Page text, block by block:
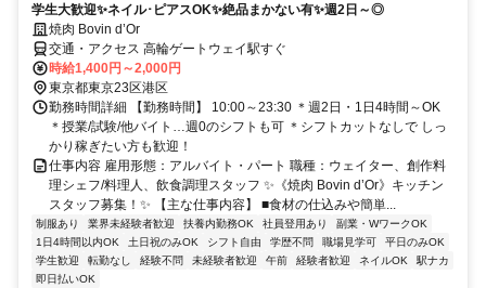
学生大歓迎✨ネイル･ピアスOK✨絶品まかない有✨週2日～◎
焼肉 Bovin d’Or
交通・アクセス 高輪ゲートウェイ駅すぐ
時給1,400円～2,000円
東京都東京23区港区
勤務時間詳細 【勤務時間】 10:00～23:30 ＊週2日・1日4時間～OK
＊授業/試験/他バイト…週0のシフトも可 ＊シフトカットなしで しっ
かり稼ぎたい方も歓迎！
仕事内容 雇用形態：アルバイト・パート 職種：ウェイター、創作料
理シェフ/料理人、飲食調理スタッフ ✨《焼肉 Bovin d’Or》キッチン
スタッフ募集！✨ 【主な仕事内容】 ■食材の仕込みや簡単...
制服あり 業界未経験者歓迎 扶養内勤務OK 社員登用あり
副業・WワークOK
1日4時間以内OK
土日祝のみOK シフト自由 学歴不問 職場見学可
平日のみOK
学生歓迎
転勤なし 経験不問 未経験者歓迎 午前 経験者歓迎 ネイルOK
駅ナカ
即日払いOK